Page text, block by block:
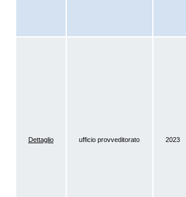
Dettaglio ufficio provveditorato 2023